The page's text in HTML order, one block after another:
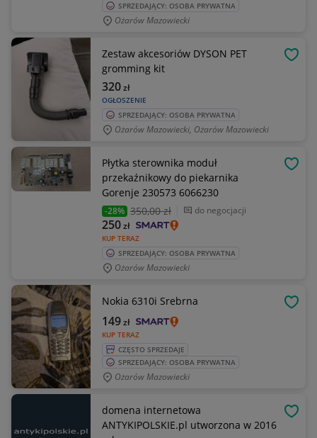
SPRZEDAJĄCY: OSOBA PRYWATNA
Ożarów Mazowiecki
Zestaw akcesoriów DYSON PET
gromming kit
OGŁOSZENIE
320zł
SPRZEDAJĄCY: OSOBA PRYWATNA
Ożarów Mazowiecki, Ożarów Mazowiecki
Płytka sterownika moduł
przekaźnikowy do piekarnika
Gorenje 230573 6066230
-28% 350,00 zł do negocjacji
KUP TERAZ
250zł
SPRZEDAJĄCY: OSOBA PRYWATNA
Ożarów Mazowiecki
Nokia 6310i Srebrna
KUP TERAZ
149zł
CZĘSTO SPRZEDAJE
SPRZEDAJĄCY: OSOBA PRYWATNA
Ożarów Mazowiecki
domena internetowa
ANTYKIPOLSKIE.pl utworzona w 2016